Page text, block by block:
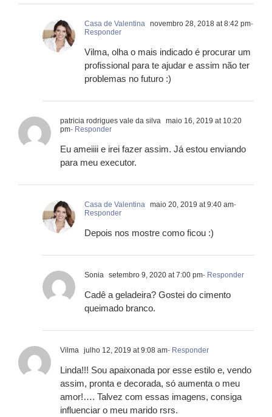
Casa de Valentina novembro 28, 2018 at 8:42 pm-
Responder
Vilma, olha o mais indicado é procurar um
profissional para te ajudar e assim não ter
problemas no futuro :)
patricia rodrigues vale da silva maio 16, 2019 at 10:20
pm- Responder
Eu ameiiii e irei fazer assim. Já estou enviando
para meu executor.
Casa de Valentina maio 20, 2019 at 9:40 am-
Responder
Depois nos mostre como ficou :)
Sonia setembro 9, 2020 at 7:00 pm- Responder
Cadê a geladeira? Gostei do cimento
queimado branco.
Vilma julho 12, 2019 at 9:08 am- Responder
Linda!!! Sou apaixonada por esse estilo e, vendo
assim, pronta e decorada, só aumenta o meu
amor!…. Talvez com essas imagens, consiga
influenciar o meu marido rsrs.